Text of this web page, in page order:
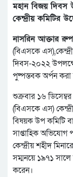
মহান বিজয় দিবস
কেন্দ্রীয় কমিটির
নাসরিন আক্তার
(বিএসকে
দিবস-২০২২
পুষ্পস্তবক অর্পন করা
শুক্রবার ১৬
(বিএসকে এস)
বিষয়ক উপ কমিটি
সাপ্তাহিক অভিযোগ
কেন্দ্রীয় শহীদ
সম্মনয়ে ১৯৭১ সালে
করেন।